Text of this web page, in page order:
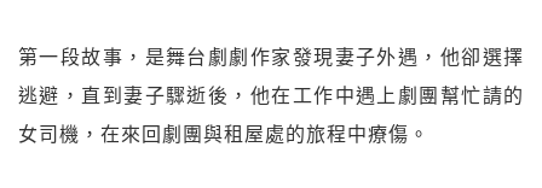
第一段故事，是舞台劇劇作家發現妻子外遇，他卻選擇
逃避，直到妻子驟逝後，他在工作中遇上劇團幫忙請的
女司機，在來回劇團與租屋處的旅程中療傷。